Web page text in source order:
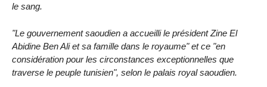
le sang.
"Le gouvernement saoudien a accueilli le président Zine El
Abidine Ben Ali et sa famille dans le royaume" et ce "en
considération pour les circonstances exceptionnelles que
traverse le peuple tunisien", selon le palais royal saoudien.